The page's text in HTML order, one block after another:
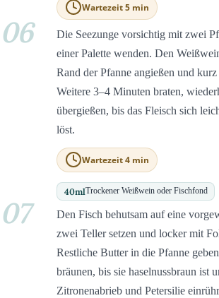
Wartezeit 5 min
06
Die Seezunge vorsichtig mit zwei
einer Palette wenden. Den
Rand der Pfanne angießen und
Weitere 3–4 Minuten braten,
übergießen, bis das Fleisch sich
löst.
Wartezeit 4 min
40mlTrockener Weißwein oder Fischfond
07
Den Fisch behutsam auf eine
zwei Teller setzen und locker mit
Restliche Butter in die Pfanne
bräunen, bis sie haselnussbraun ist
Zitronenabrieb und Petersilie